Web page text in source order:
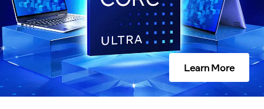
환
성
이
란
Learn More